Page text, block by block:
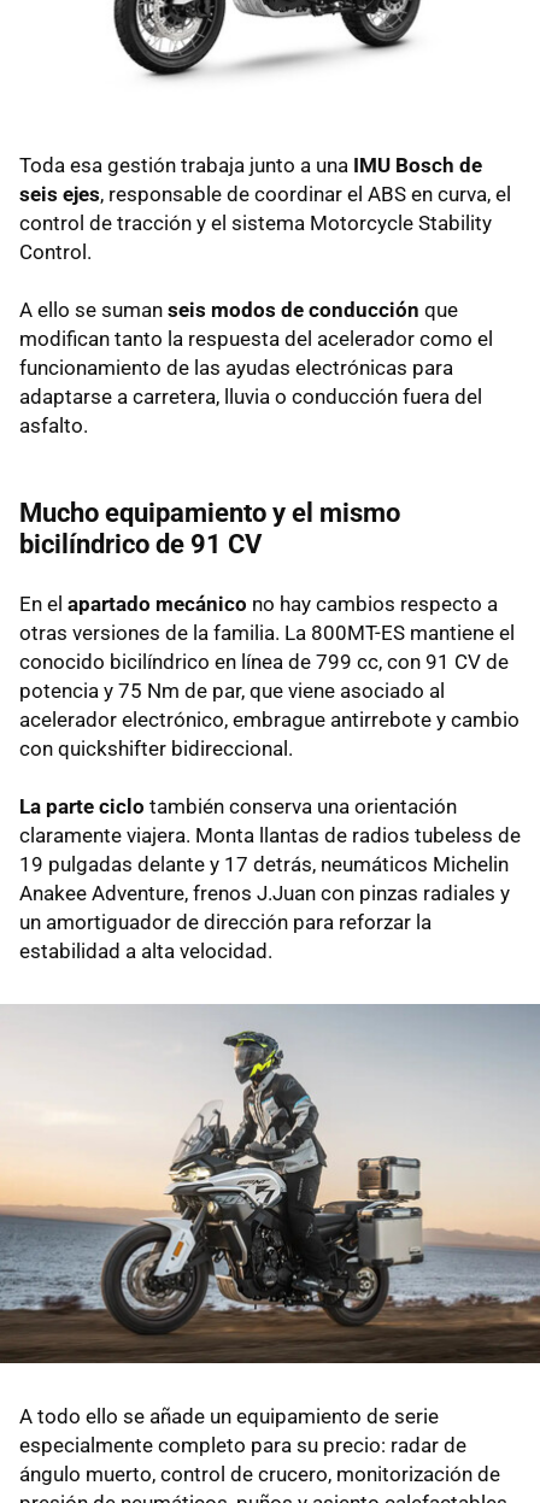
Toda esa gestión trabaja junto a una IMU Bosch de
seis ejes, responsable de coordinar el ABS en curva, el
control de tracción y el sistema Motorcycle Stability
Control.
A ello se suman seis modos de conducción que
modifican tanto la respuesta del acelerador como el
funcionamiento de las ayudas electrónicas para
adaptarse a carretera, lluvia o conducción fuera del
asfalto.
Mucho equipamiento y el mismo
bicilíndrico de 91 CV
En el apartado mecánico no hay cambios respecto a
otras versiones de la familia. La 800MT-ES mantiene el
conocido bicilíndrico en línea de 799 cc, con 91 CV de
potencia y 75 Nm de par, que viene asociado al
acelerador electrónico, embrague antirrebote y cambio
con quickshifter bidireccional.
La parte ciclo también conserva una orientación
claramente viajera. Monta llantas de radios tubeless de
19 pulgadas delante y 17 detrás, neumáticos Michelin
Anakee Adventure, frenos J.Juan con pinzas radiales y
un amortiguador de dirección para reforzar la
estabilidad a alta velocidad.
A todo ello se añade un equipamiento de serie
especialmente completo para su precio: radar de
ángulo muerto, control de crucero, monitorización de